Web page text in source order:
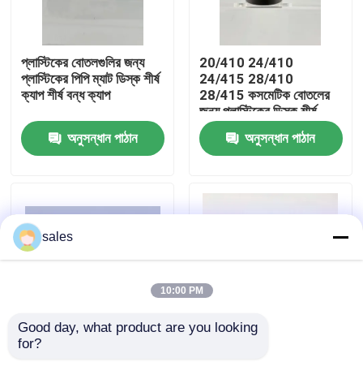
আমাদের সম্বন্ধে
কারখানা ভ্রমণ
মান নিয়ন্ত্রণ
খবর
পারফিউম পাম্প স্প্রেয়ার
প্লাস্টিকের বোতলগুলির জন্য
প্লাস্টিকের পিপি ম্যাট ডিস্ক শীর্ষ
ক্যাপ শীর্ষ বন্ধ ক্যাপ
অনুসন্ধান পাঠান
20/410 24/410
24/415 28/410
28/415 কসমেটিক বোতলের
জন্য প্লাস্টিকের ডিস্ক শীর্ষ
ক্যাপ
অনুসন্ধান পাঠান
24/410 24/415 রঙিন মসৃণ
sales
10:00 PM
Good day, what product are you looking
for?